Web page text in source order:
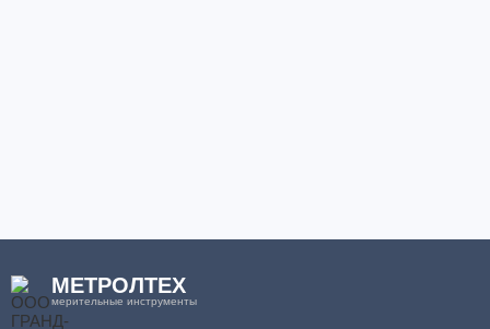
МЕТРОЛТЕХ
мерительные инструменты